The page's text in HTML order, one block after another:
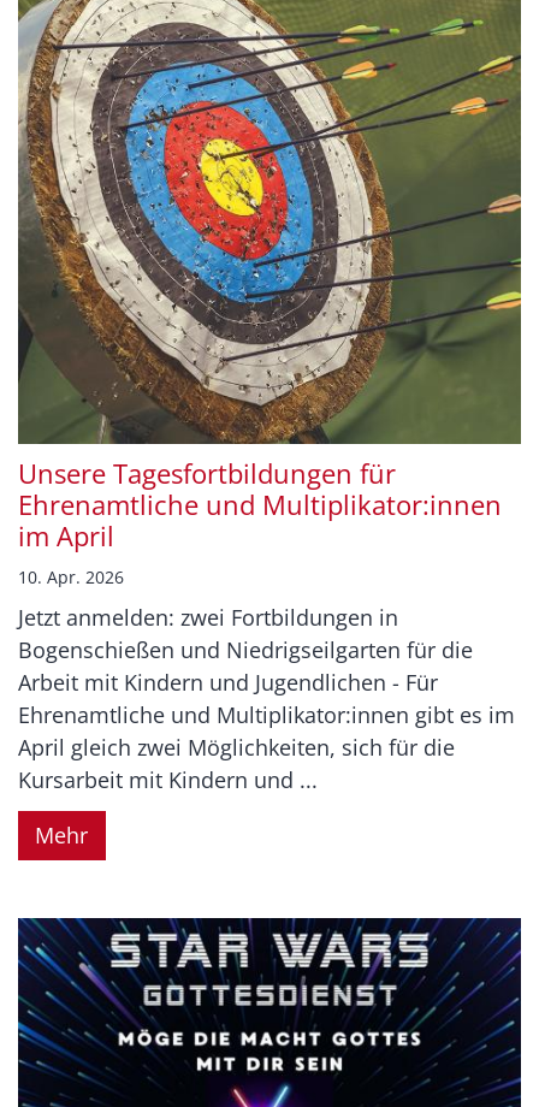
Unsere Tagesfortbildungen für
Ehrenamtliche und Multiplikator:innen
im April
10. Apr. 2026
Jetzt anmelden: zwei Fortbildungen in
Bogenschießen und Niedrigseilgarten für die
Arbeit mit Kindern und Jugendlichen - Für
Ehrenamtliche und Multiplikator:innen gibt es im
April gleich zwei Möglichkeiten, sich für die
Kursarbeit mit Kindern und ...
Mehr